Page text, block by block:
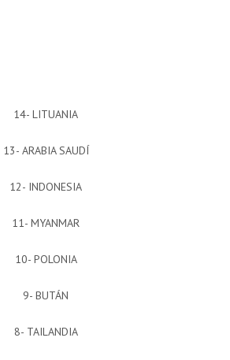
14- LITUANIA
13- ARABIA SAUDÍ
12- INDONESIA
11- MYANMAR
10- POLONIA
9- BUTÁN
8- TAILANDIA